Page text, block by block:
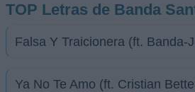
TOP Letras de Banda
Falsa Y Traicionera (ft. Banda-
Ya No Te Amo (ft. Cristian